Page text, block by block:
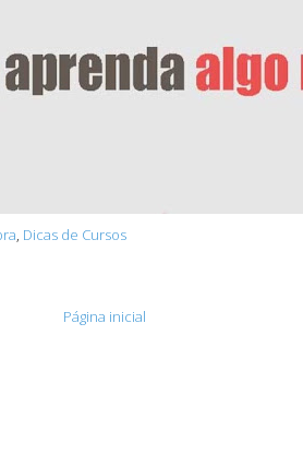
, Dicas de Cursos
Página inicial